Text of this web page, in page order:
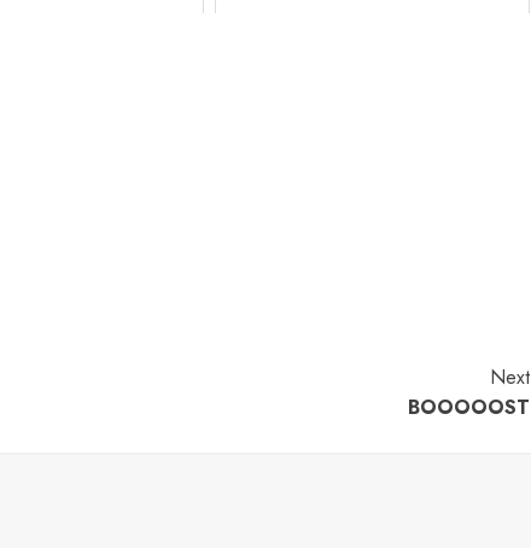
Next
BOOOOOST